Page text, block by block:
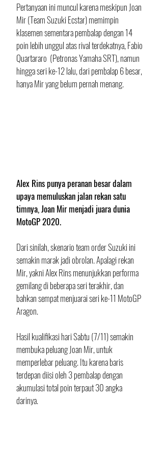
Pertanyaan ini muncul karena meskipun Joan
Mir (Team Suzuki Ecstar) memimpin
klasemen sementara pembalap dengan 14
poin lebih unggul atas rival terdekatnya, Fabio
Quartararo  (Petronas Yamaha SRT), namun
hingga seri ke-12 lalu, dari pembalap 6 besar,
hanya Mir yang belum pernah menang.
Alex Rins punya peranan besar dalam
upaya memuluskan jalan rekan satu
timnya, Joan Mir menjadi juara dunia
MotoGP 2020.
Dari sinilah, skenario team order Suzuki ini
semakin marak jadi obrolan. Apalagi rekan
Mir, yakni Alex Rins menunjukkan performa
gemilang di beberapa seri terakhir, dan
bahkan sempat menjuarai seri ke-11 MotoGP
Aragon.
Hasil kualifikasi hari Sabtu (7/11) semakin
membuka peluang Joan Mir, untuk
memperlebar peluang. Itu karena baris
terdepan diisi oleh 3 pembalap dengan
akumulasi total poin terpaut 30 angka
darinya.